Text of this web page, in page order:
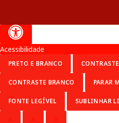
Acessibilidade
PRETO E BRANCO
CONTRASTE BRANCO PARAR
FONTE LEGÍVEL SUBLINHAR